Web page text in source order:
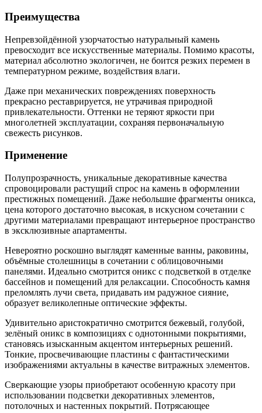
Преимущества
Непревзойдённой узорчатостью натуральный камень
превосходит все искусственные материалы. Помимо красоты,
материал абсолютно экологичен, не боится резких перемен в
температурном режиме, воздействия влаги.
Даже при механических повреждениях поверхность
прекрасно реставрируется, не утрачивая природной
привлекательности. Оттенки не теряют яркости при
многолетней эксплуатации, сохраняя первоначальную
свежесть рисунков.
Применение
Полупрозрачность, уникальные декоративные качества
спровоцировали растущий спрос на камень в оформлении
престижных помещений. Даже небольшие фрагменты оникса,
цена которого достаточно высокая, в искусном сочетании с
другими материалами превращают интерьерное пространство
в эксклюзивные апартаменты.
Невероятно роскошно выглядят каменные ванны, раковины,
объёмные столешницы в сочетании с облицовочными
панелями. Идеально смотрится оникс с подсветкой в отделке
бассейнов и помещений для релаксации. Способность камня
преломлять лучи света, придавать им радужное сияние,
образует великолепные оптические эффекты.
Удивительно аристократично смотрится бежевый, голубой,
зелёный оникс в композициях с однотонными покрытиями,
становясь изысканным акцентом интерьерных решений.
Тонкие, просвечивающие пластины с фантастическими
изображениями актуальны в качестве витражных элементов.
Сверкающие узоры приобретают особенную красоту при
использовании подсветки декоративных элементов,
потолочных и настенных покрытий. Потрясающее